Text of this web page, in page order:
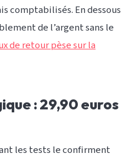
comptabilisés. En dessous
de l’argent sans le
de retour pèse sur la
: 29,90 euros
les tests le confirment